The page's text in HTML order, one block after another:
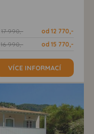
17 990,-
od 12 770,-
16 990,- od 15 770,-
VÍCE INFORMACÍ